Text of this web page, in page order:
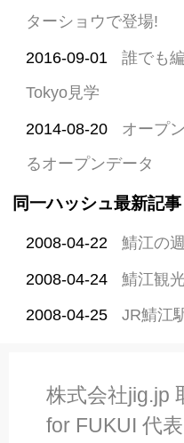
ターショウで登場!
2016-09-01
誰でも
Tokyo見学
2014-08-20
オープ
るオープンデータ
同一ハッシュ最新記
2008-04-22 鯖江の
2008-04-24 鯖江観
2008-04-25 JR鯖江
株式会社jig.jp
for FUKUI 代表